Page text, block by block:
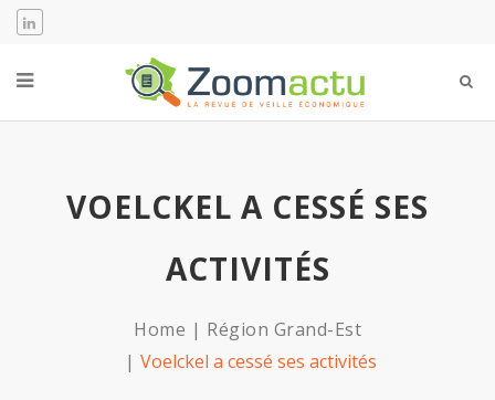
VOELCKEL A CESSÉ SES
ACTIVITÉS
Home
Région Grand-Est
Voelckel a cessé ses activités